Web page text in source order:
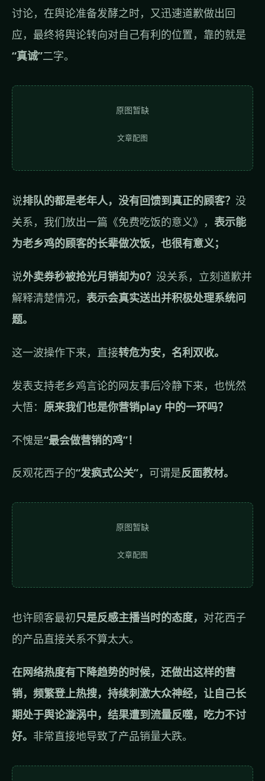
讨论，在舆论准备发酵之时，又迅速道歉做出回
应，最终将舆论转向对自己有利的位置，靠的就是
“真诚”二字。
原图暂缺
文章配图
说排队的都是老年人，没有回馈到真正的顾客？ 没
关系，我们放出一篇《免费吃饭的意义》， 表示能
为老乡鸡的顾客的长辈做次饭，也很有意义；
说外卖券秒被抢光月销却为0？ 没关系，立刻道歉并
解释清楚情况， 表示会真实送出并积极处理系统问
题。
这一波操作下来，直接转危为安，名利双收。
发表支持老乡鸡言论的网友事后冷静下来，也恍然
大悟： 原来我们也是你营销play 中的一环吗？
不愧是“最会做营销的鸡”！
反观花西子的“发疯式公关”， 可谓是反面教材。
原图暂缺
文章配图
也许顾客最初只是反感主播当时的态度， 对花西子
的产品直接关系不算太大。
在网络热度有下降趋势的时候，还做出这样的营
销，频繁登上热搜，持续刺激大众神经，让自己长
期处于舆论漩涡中，结果遭到流量反噬，吃力不讨
好。 非常直接地导致了产品销量大跌。